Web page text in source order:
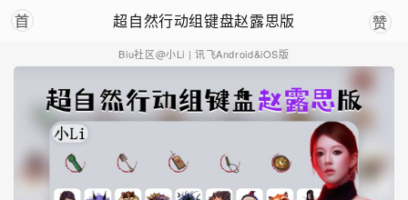
首 超自然行动组键盘赵露思版 赞
Biu社区@小Li | 讯飞Android&iOS版